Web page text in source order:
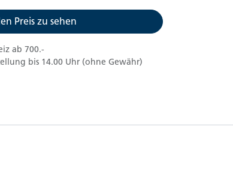
Preis zu sehen
ab 700.-
bis 14.00 Uhr (ohne Gewähr)